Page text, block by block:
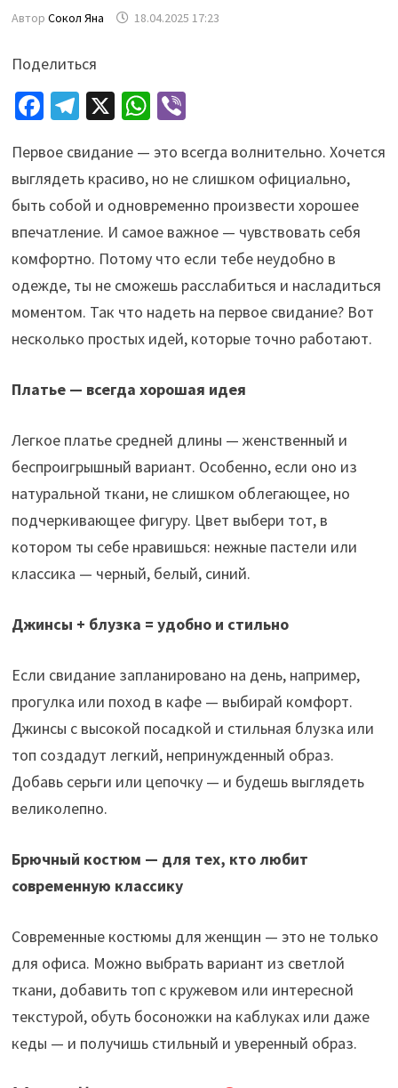
Автор Сокол Яна 18.04.2025 17:23
Поделиться
Fa
b
o
o
k
Te
gr
a
m
X W
at
sA
p
p
Vi
er
Первое свидание — это всегда волнительно. Хочется
выглядеть красиво, но не слишком официально,
быть собой и одновременно произвести хорошее
впечатление. И самое важное — чувствовать себя
комфортно. Потому что если тебе неудобно в
одежде, ты не сможешь расслабиться и насладиться
моментом. Так что надеть на первое свидание? Вот
несколько простых идей, которые точно работают.
Платье — всегда хорошая идея
Легкое платье средней длины — женственный и
беспроигрышный вариант. Особенно, если оно из
натуральной ткани, не слишком облегающее, но
подчеркивающее фигуру. Цвет выбери тот, в
котором ты себе нравишься: нежные пастели или
классика — черный, белый, синий.
Джинсы + блузка = удобно и стильно
Если свидание запланировано на день, например,
прогулка или поход в кафе — выбирай комфорт.
Джинсы с высокой посадкой и стильная блузка или
топ создадут легкий, непринужденный образ.
Добавь серьги или цепочку — и будешь выглядеть
великолепно.
Брючный костюм — для тех, кто любит
современную классику
Современные костюмы для женщин — это не только
для офиса. Можно выбрать вариант из светлой
ткани, добавить топ с кружевом или интересной
текстурой, обуть босоножки на каблуках или даже
кеды — и получишь стильный и уверенный образ.